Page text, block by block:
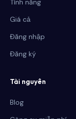
Tính năng
Giá cả
Đăng nhập
Đăng ký
Tài nguyên
Blog